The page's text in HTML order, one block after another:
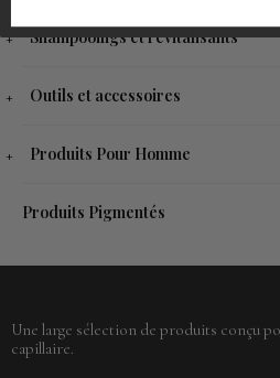
Shampooings et revitalisants
Outils et accessoires
Produits Pour Homme
Produits Pigmentés
Une large sélection de produits conçu
capillaire.